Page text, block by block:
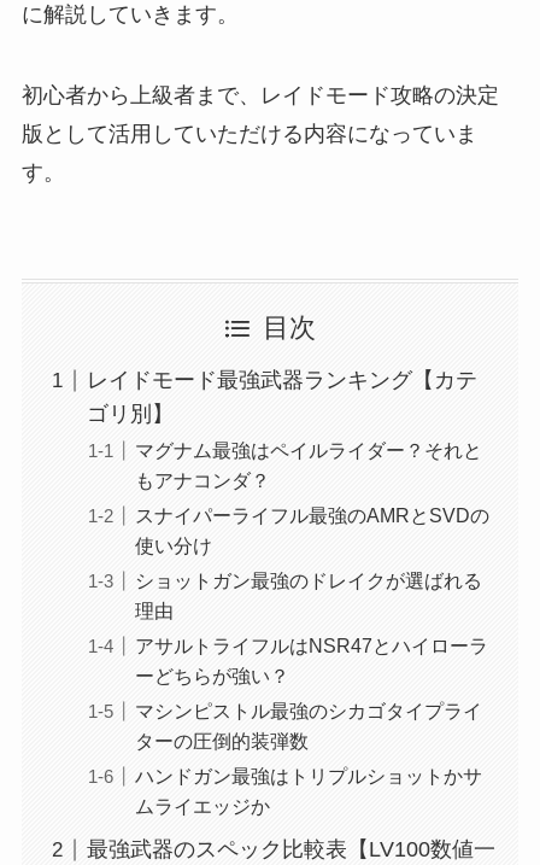
に解説していきます。
初心者から上級者まで、レイドモード攻略の決定
版として活用していただける内容になっていま
す。
目次
レイドモード最強武器ランキング【カテ
ゴリ別】
マグナム最強はペイルライダー？それと
もアナコンダ？
スナイパーライフル最強のAMRとSVDの
使い分け
ショットガン最強のドレイクが選ばれる
理由
アサルトライフルはNSR47とハイローラ
ーどちらが強い？
マシンピストル最強のシカゴタイプライ
ターの圧倒的装弾数
ハンドガン最強はトリプルショットかサ
ムライエッジか
最強武器のスペック比較表【LV100数値一